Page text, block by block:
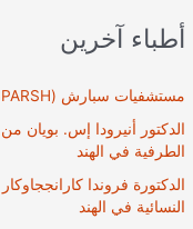
أطباء آخرين
مستشفيات سبارش (SPARSH) في مدينة بنجالور
الدكتور أنيرودا إس. بويان
الطرفية في الهند
الدكتورة فروندا
النسائية في الهند